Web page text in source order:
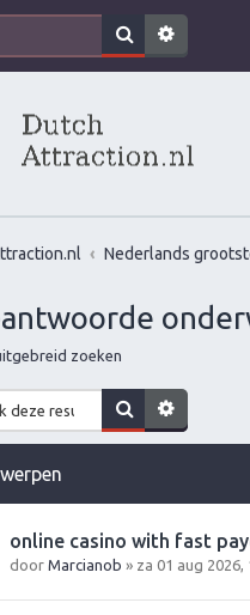
Nederlands
zoeken
online casino with fast
door Marcianob » za 01 aug 2026,